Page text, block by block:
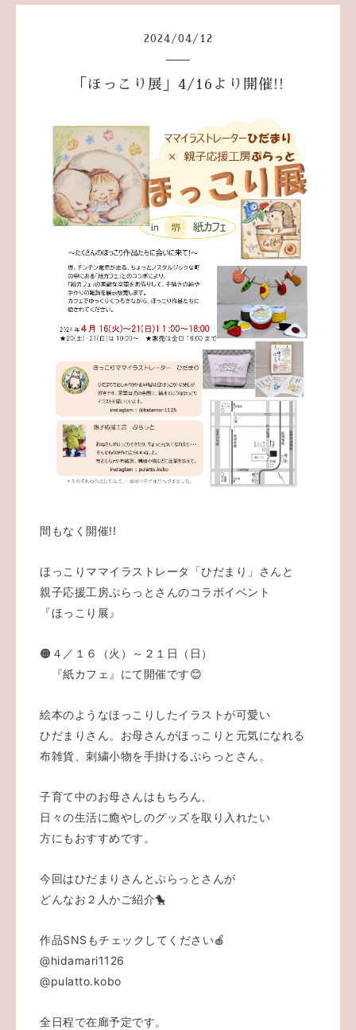
2024 /04 / 12
「ほっこり展」4/16より開催!!
間もなく開催!!
ほっこりママイラストレータ「ひだまり」さんと
親子応援工房ぷらっとさんのコラボイベント
『ほっこり展』
🟠４／１６（火）～２１日（日）
『紙カフェ』にて開催です😊
絵本のようなほっこりしたイラストが可愛い
ひだまりさん。お母さんがほっこりと元気になれる
布雑貨、刺繍小物を手掛けるぷらっとさん。
子育て中のお母さんはもちろん、
日々の生活に癒やしのグッズを取り入れたい
方にもおすすめです。
今回はひだまりさんとぷらっとさんが
どんなお２人かご紹介🐤
作品SNSもチェックしてください🍎
@hidamari1126
@pulatto.kobo
全日程で在廊予定です。